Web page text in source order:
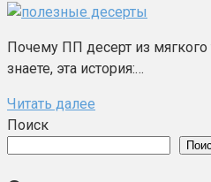
Почему ПП десерт из мягкого
знаете, эта история:…
Читать далее
Поиск